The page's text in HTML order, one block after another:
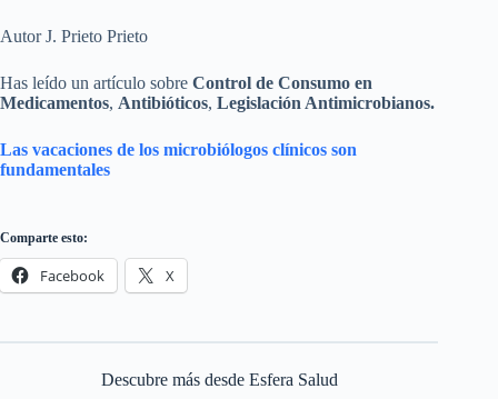
Autor J. Prieto Prieto
Has leído un artículo sobre Control de Consumo en
Medicamentos, Antibióticos, Legislación Antimicrobianos.
Las vacaciones de los microbiólogos clínicos son
fundamentales
Comparte esto:
Facebook X
Descubre más desde Esfera Salud